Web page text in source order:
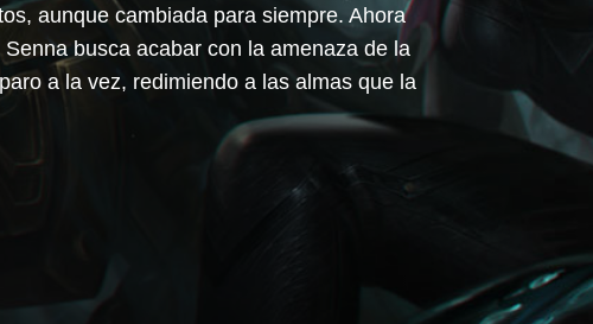
aunque cambiada para siempre. Ahora
busca acabar con la amenaza de la
a la vez, redimiendo a las almas que la